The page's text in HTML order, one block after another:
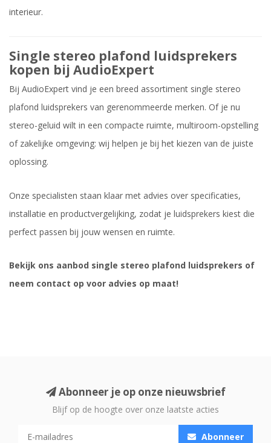
interieur.
Single stereo plafond luidsprekers
kopen bij AudioExpert
Bij AudioExpert vind je een breed assortiment single stereo
plafond luidsprekers van gerenommeerde merken. Of je nu
stereo-geluid wilt in een compacte ruimte, multiroom-opstelling
of zakelijke omgeving: wij helpen je bij het kiezen van de juiste
oplossing.
Onze specialisten staan klaar met advies over specificaties,
installatie en productvergelijking, zodat je luidsprekers kiest die
perfect passen bij jouw wensen en ruimte.
Bekijk ons aanbod single stereo plafond luidsprekers of
neem contact op voor advies op maat!
Abonneer je op onze nieuwsbrief
Blijf op de hoogte over onze laatste acties
Abonneer